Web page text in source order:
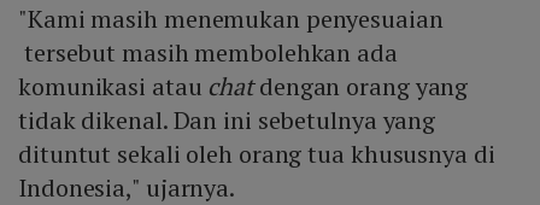
"Kami masih menemukan penyesuaian
tersebut masih membolehkan ada
komunikasi atau chatdengan orang yang
tidak dikenal. Dan ini sebetulnya yang
dituntut sekali oleh orang tua khususnya di
Indonesia," ujarnya.